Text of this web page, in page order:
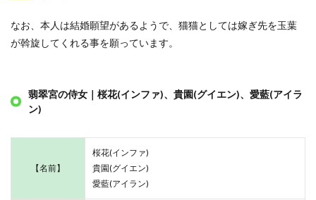
なお、本人は結婚願望があるようで、猫猫としては嫁ぎ先を玉葉
が斡旋してくれる事を願っています。
翡翠宮の侍女｜桜花(インファ)、貴園(グイエン)、愛藍(アイラ
ン)
【名前】
桜花(インファ)
貴園(グイエン)
愛藍(アイラン)